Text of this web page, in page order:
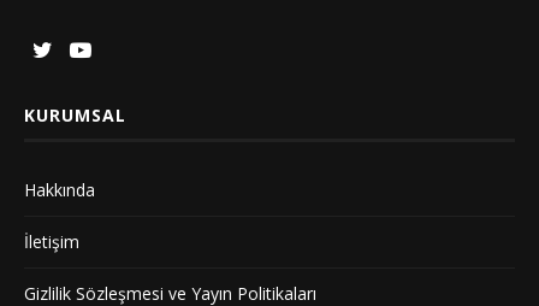
KURUMSAL
Hakkında
İletişim
Gizlilik Sözleşmesi ve Yayın Politikaları